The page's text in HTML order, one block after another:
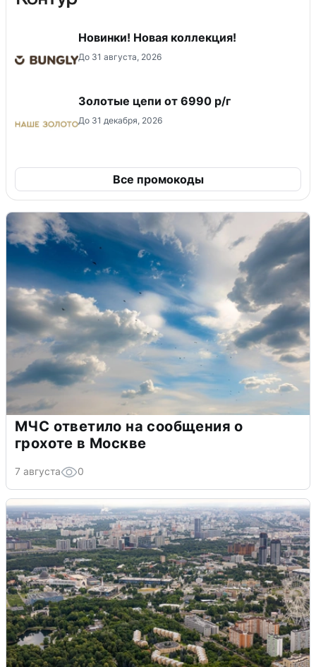
Новинки! Новая коллекция!
До 31 августа, 2026
Золотые цепи от 6990 р/г
До 31 декабря, 2026
Все промокоды
МЧС ответило на сообщения о
грохоте в Москве
7 августа 0